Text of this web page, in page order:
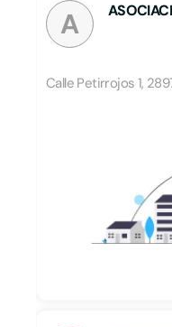
A
Calle Petirrojos 1,